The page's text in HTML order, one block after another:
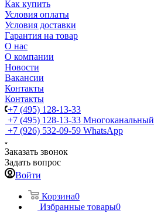
Как купить
Условия оплаты
Условия доставки
Гарантия на товар
О нас
О компании
Новости
Вакансии
Контакты
Контакты
+7 (495) 128-13-33
+7 (495) 128-13-33 Многоканальный
+7 (926) 532-09-59 WhatsApp
Заказать звонок
Задать вопрос
Войти
Корзина0
Избранные товары0